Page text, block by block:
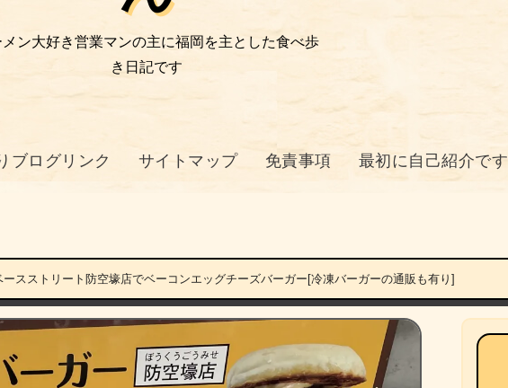
メン大好き営業マンの主に福岡を主とした食べ歩
き日記です
ブログリンク サイトマップ 免責事項 最初に自己紹介です
スストリート防空壕店でベーコンエッグチーズバーガー[冷凍バーガーの通販も有り]